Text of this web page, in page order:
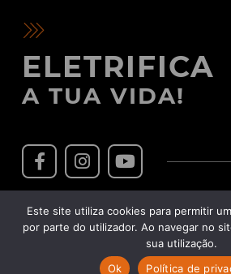
ELETRIFICA
A TUA VIDA!
Copyright © 2022 Lusomotos -
Política de Cookies
Termos & Condições
Este site utiliza cookies para permitir
por parte do utilizador. Ao navegar no
sua utilização.
Ok
Política de